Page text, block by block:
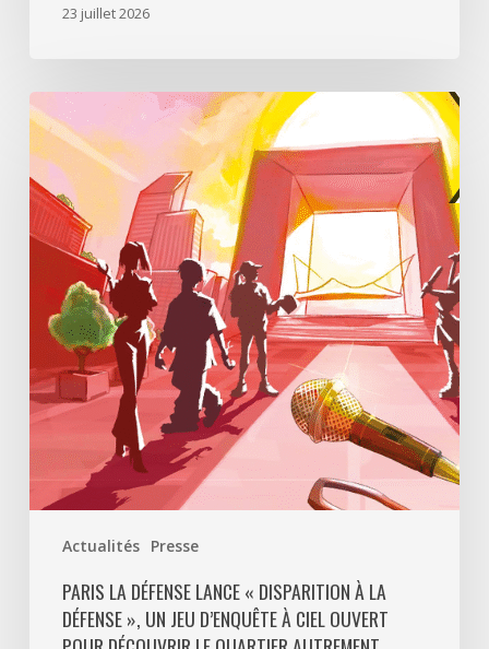
23 juillet 2026
Actualités Presse
Paris
La
Défense
lance
«
Disparition
Défense
un
jeu
d’enquête
à
ciel
découvrir
quartier
PARIS LA DÉFENSE LANCE « DISPARITION À LA
DÉFENSE », UN JEU D’ENQUÊTE À CIEL OUVERT